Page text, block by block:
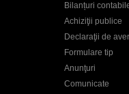
Bilanțuri
Achiziţii publice
Declaraţii de
Formulare tip
Anunţuri
Comunicate